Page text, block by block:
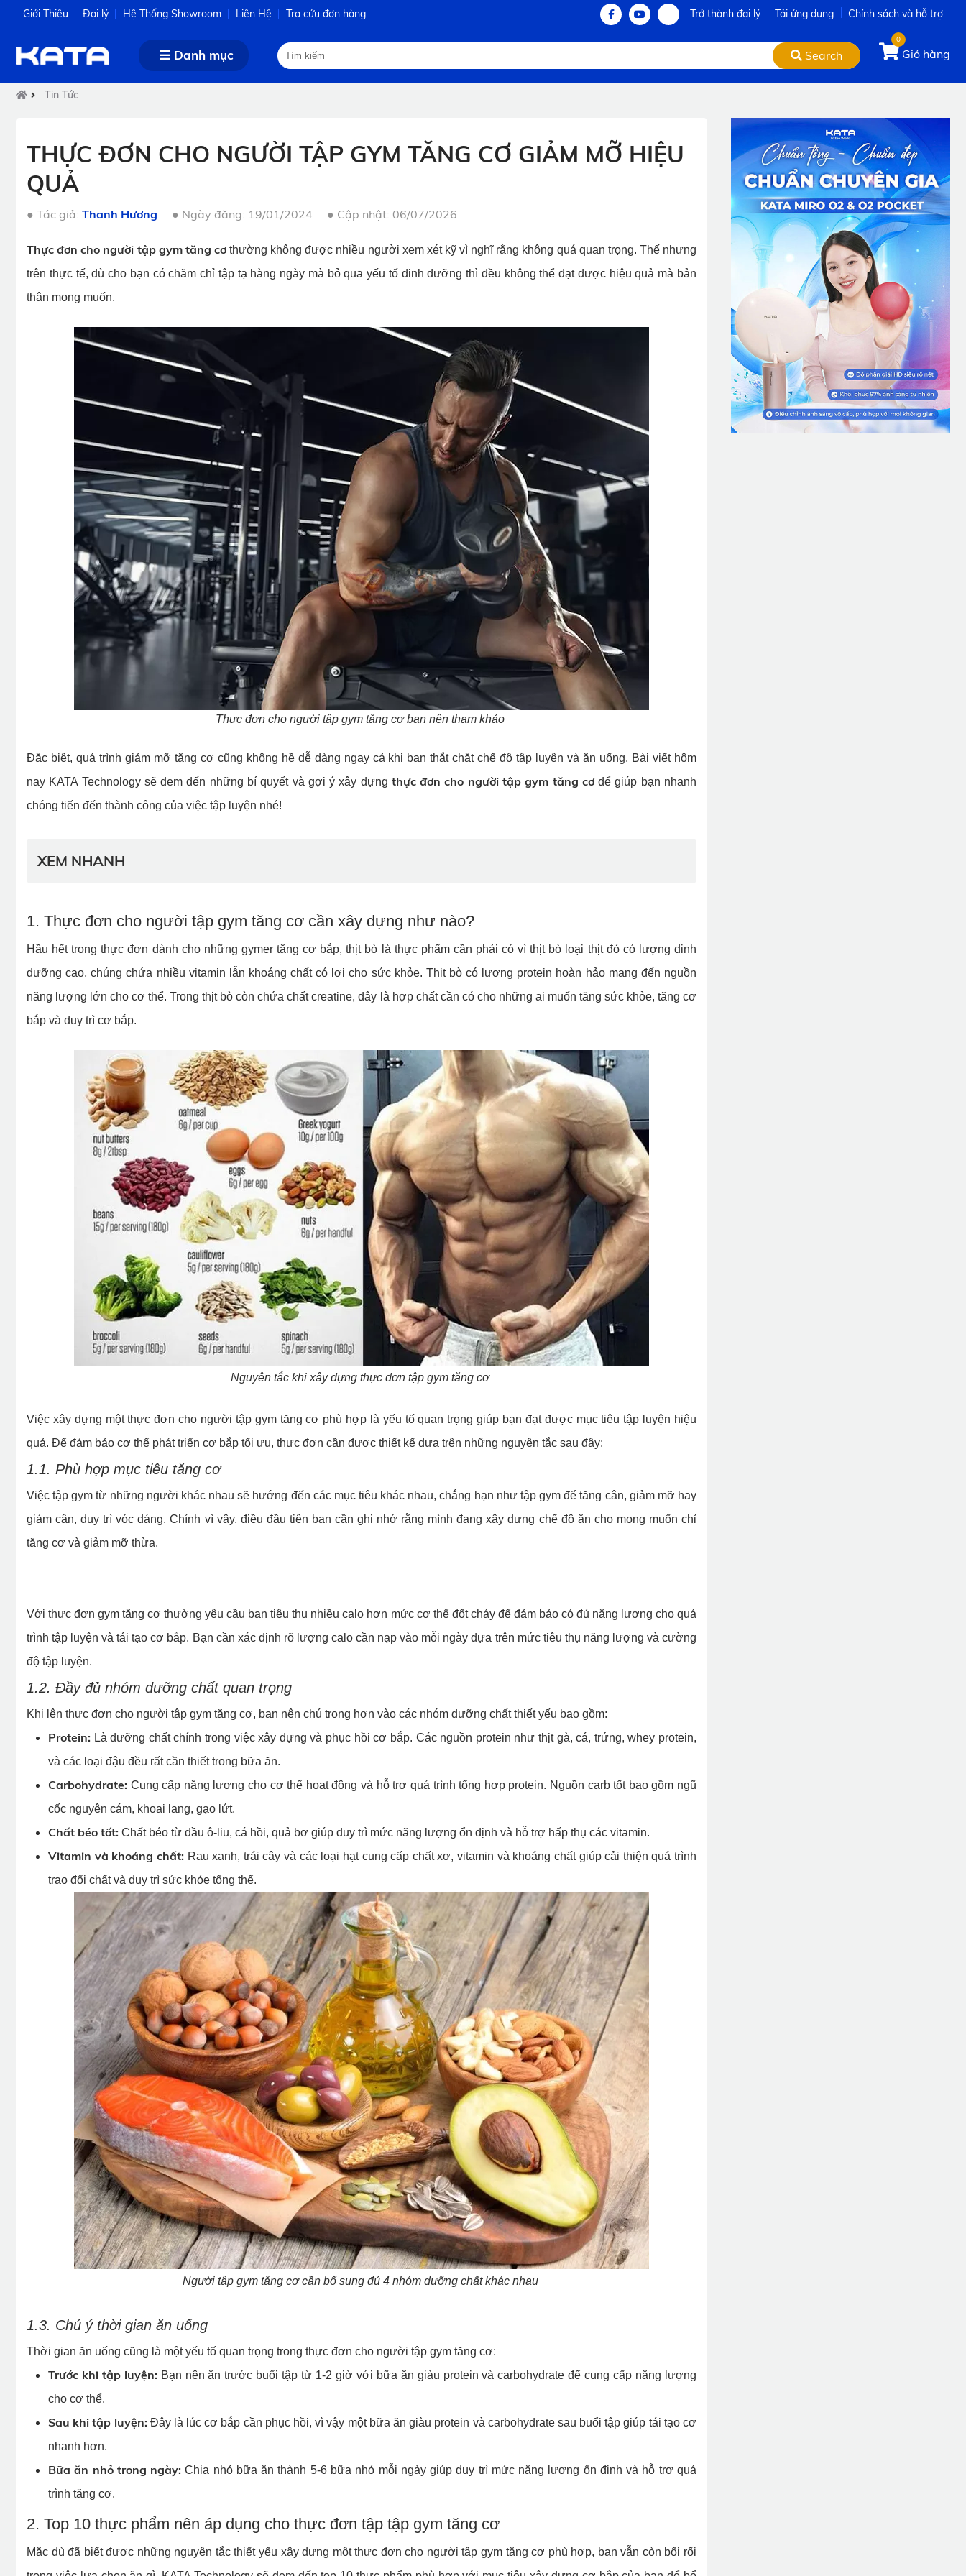
Giới Thiệu Đại lý Hệ Thống Showroom Liên Hệ Tra cứu đơn hàng Trở thành đại lý Tải ứng dụng Chính sách và hỗ trợ
Danh mục Search
0
Giỏ hàng
Tin Tức
THỰC ĐƠN CHO NGƯỜI TẬP GYM TĂNG CƠ GIẢM MỠ HIỆU
QUẢ
● Tác giả: Thanh Hương ● Ngày đăng: 19/01/2024 ● Cập nhật: 06/07/2026
Thực đơn cho người tập gym tăng cơthường không được nhiều người xem xét kỹ vì nghĩ rằng không quá quan trọng. Thế nhưng
trên thực tế, dù cho bạn có chăm chỉ tập tạ hàng ngày mà bỏ qua yếu tố dinh dưỡng thì đều không thể đạt được hiệu quả mà bản
thân mong muốn.
Thực đơn cho người tập gym tăng cơ bạn nên tham khảo
Đặc biệt, quá trình giảm mỡ tăng cơ cũng không hề dễ dàng ngay cả khi bạn thắt chặt chế độ tập luyện và ăn uống. Bài viết hôm
nay KATA Technology sẽ đem đến những bí quyết và gợi ý xây dựng thực đơn cho người tập gym tăng cơđể giúp bạn nhanh
chóng tiến đến thành công của việc tập luyện nhé!
XEM NHANH
1. Thực đơn cho người tập gym tăng cơ cần xây dựng như nào?
Hầu hết trong thực đơn dành cho những gymer tăng cơ bắp, thịt bò là thực phẩm cần phải có vì thịt bò loại thịt đỏ có lượng dinh
dưỡng cao, chúng chứa nhiều vitamin lẫn khoáng chất có lợi cho sức khỏe. Thịt bò có lượng protein hoàn hảo mang đến nguồn
năng lượng lớn cho cơ thể. Trong thịt bò còn chứa chất creatine, đây là hợp chất cần có cho những ai muốn tăng sức khỏe, tăng cơ
bắp và duy trì cơ bắp.
Nguyên tắc khi xây dựng thực đơn tập gym tăng cơ
Việc xây dựng một thực đơn cho người tập gym tăng cơ phù hợp là yếu tố quan trọng giúp bạn đạt được mục tiêu tập luyện hiệu
quả. Để đảm bảo cơ thể phát triển cơ bắp tối ưu, thực đơn cần được thiết kế dựa trên những nguyên tắc sau đây:
1.1. Phù hợp mục tiêu tăng cơ
Việc tập gym từ những người khác nhau sẽ hướng đến các mục tiêu khác nhau, chẳng hạn như tập gym để tăng cân, giảm mỡ hay
giảm cân, duy trì vóc dáng. Chính vì vậy, điều đầu tiên bạn cần ghi nhớ rằng mình đang xây dựng chế độ ăn cho mong muốn chỉ
tăng cơ và giảm mỡ thừa.
Với thực đơn gym tăng cơ thường yêu cầu bạn tiêu thụ nhiều calo hơn mức cơ thể đốt cháy để đảm bảo có đủ năng lượng cho quá
trình tập luyện và tái tạo cơ bắp. Bạn cần xác định rõ lượng calo cần nạp vào mỗi ngày dựa trên mức tiêu thụ năng lượng và cường
độ tập luyện.
1.2. Đầy đủ nhóm dưỡng chất quan trọng
Khi lên thực đơn cho người tập gym tăng cơ, bạn nên chú trọng hơn vào các nhóm dưỡng chất thiết yếu bao gồm:
Protein: Là dưỡng chất chính trong việc xây dựng và phục hồi cơ bắp. Các nguồn protein như thịt gà, cá, trứng, whey protein,
và các loại đậu đều rất cần thiết trong bữa ăn.
Carbohydrate: Cung cấp năng lượng cho cơ thể hoạt động và hỗ trợ quá trình tổng hợp protein. Nguồn carb tốt bao gồm ngũ
cốc nguyên cám, khoai lang, gạo lứt.
Chất béo tốt: Chất béo từ dầu ô-liu, cá hồi, quả bơ giúp duy trì mức năng lượng ổn định và hỗ trợ hấp thụ các vitamin.
Vitamin và khoáng chất: Rau xanh, trái cây và các loại hạt cung cấp chất xơ, vitamin và khoáng chất giúp cải thiện quá trình
trao đổi chất và duy trì sức khỏe tổng thể.
Người tập gym tăng cơ cần bổ sung đủ 4 nhóm dưỡng chất khác nhau
1.3. Chú ý thời gian ăn uống
Thời gian ăn uống cũng là một yếu tố quan trọng trong thực đơn cho người tập gym tăng cơ:
Trước khi tập luyện:Bạn nên ăn trước buổi tập từ 1-2 giờ với bữa ăn giàu protein và carbohydrate để cung cấp năng lượng
cho cơ thể.
Sau khi tập luyện:Đây là lúc cơ bắp cần phục hồi, vì vậy một bữa ăn giàu protein và carbohydrate sau buổi tập giúp tái tạo cơ
nhanh hơn.
Bữa ăn nhỏ trong ngày: Chia nhỏ bữa ăn thành 5-6 bữa nhỏ mỗi ngày giúp duy trì mức năng lượng ổn định và hỗ trợ quá
trình tăng cơ.
2. Top 10 thực phẩm nên áp dụng cho thực đơn tập tập gym tăng cơ
Mặc dù đã biết được những nguyên tắc thiết yếu xây dựng một thực đơn cho người tập gym tăng cơ phù hợp, bạn vẫn còn bối rối